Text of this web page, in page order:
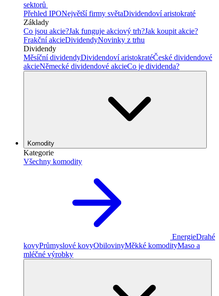
sektorů
Přehled IPONejvětší firmy světaDividendoví aristokraté
Základy
Co jsou akcie?Jak funguje akciový trh?Jak koupit akcie?
Frakční akcieDividendyNovinky z trhu
Dividendy
Měsíční dividendyDividendoví aristokratéČeské dividendové
akcieNěmecké dividendové akcieCo je dividenda?
Komodity
Kategorie
Všechny komodity
EnergieDrahé
kovyPrůmyslové kovyObilovinyMěkké komodityMaso a
mléčné výrobky